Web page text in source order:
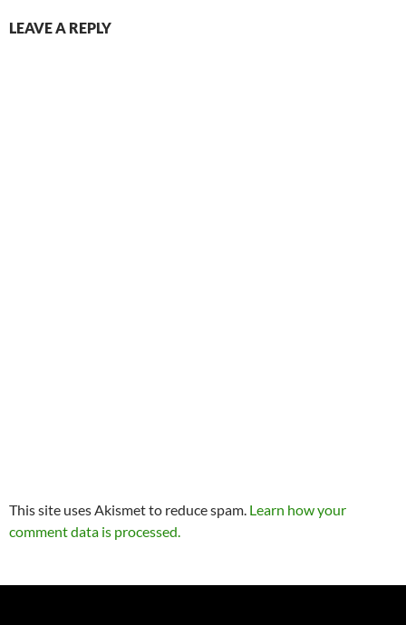
LEAVE A REPLY
This site uses Akismet to reduce spam. Learn how your
comment data is processed.